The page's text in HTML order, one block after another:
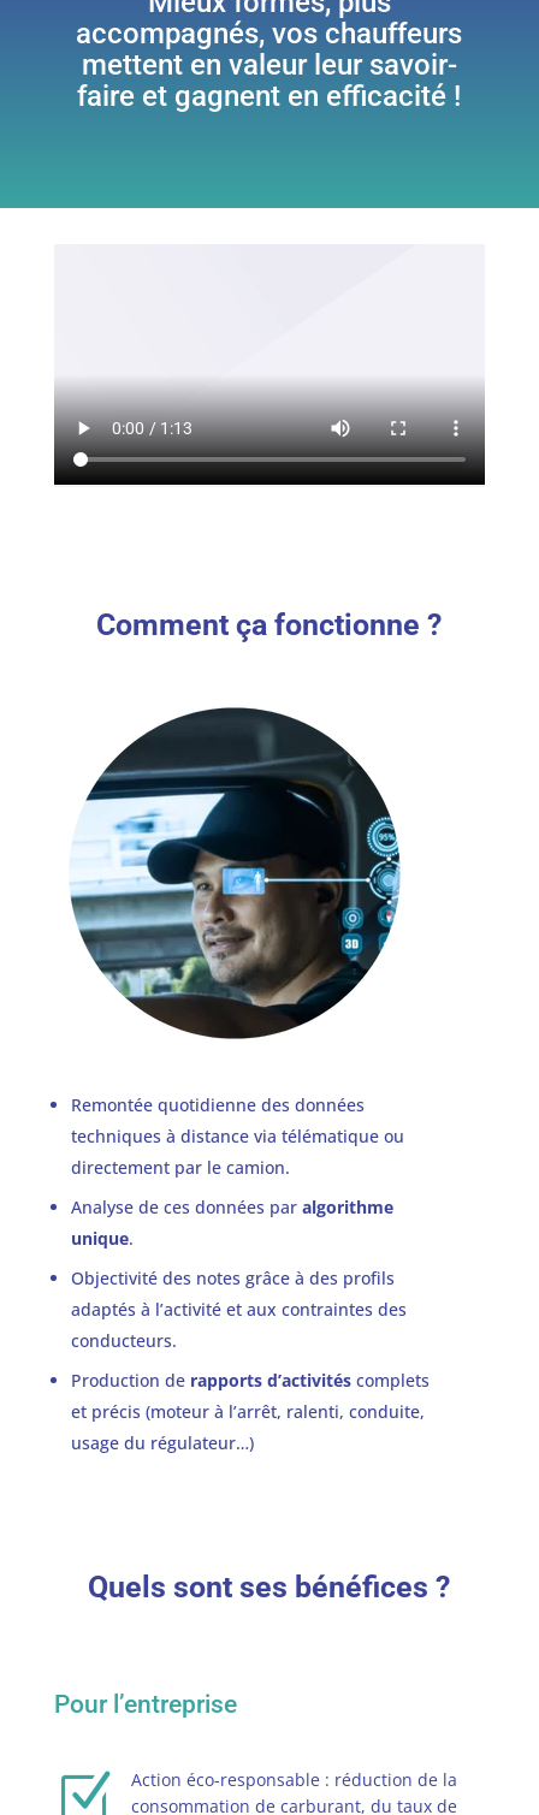
accompagnés, vos chauffeurs
mettent en valeur leur savoir-
faire et gagnent en efficacité !
Comment ça fonctionne ?
Remontée quotidienne des données
techniques à distance via télématique ou
directement par le camion.
Analyse de ces données par algorithme
unique.
Objectivité des notes grâce à des profils
adaptés à l’activité et aux contraintes des
conducteurs.
Production de rapports d’activitéscomplets
et précis (moteur à l’arrêt, ralenti, conduite,
usage du régulateur…)
Quels sont ses bénéfices ?
Pour l’entreprise
Z
Action éco-responsable : réduction de la
consommation de carburant, du taux de